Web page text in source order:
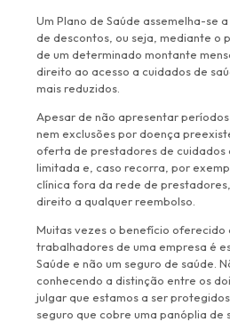
Um Plano de Saúde assemelha-se
de descontos, ou seja, mediante o
de um determinado montante
direito ao acesso a cuidados de
mais reduzidos.
Apesar de não apresentar
nem exclusões por doença
oferta de prestadores de cuidados
limitada e, caso recorra, por
clínica fora da rede de
direito a qualquer reembolso.
Muitas vezes o benefício oferecido
trabalhadores de uma empresa é
Saúde e não um seguro de saúde.
conhecendo a distinção entre os
julgar que estamos a ser
seguro que cobre uma panóplia de